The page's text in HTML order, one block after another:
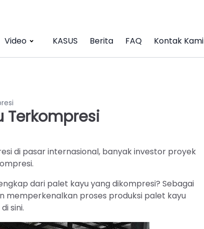
Video KASUS Berita FAQ Kontak Kami
Terkompresi
di pasar internasional, banyak investor proyek
dari palet kayu yang dikompresi? Sebagai
memperkenalkan proses produksi palet kayu
sini.